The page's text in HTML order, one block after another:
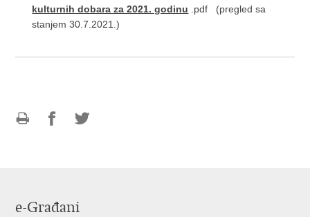
kulturnih dobara za 2021. godinu .pdf (pregled sa
stanjem 30.7.2021.)
e-Građani